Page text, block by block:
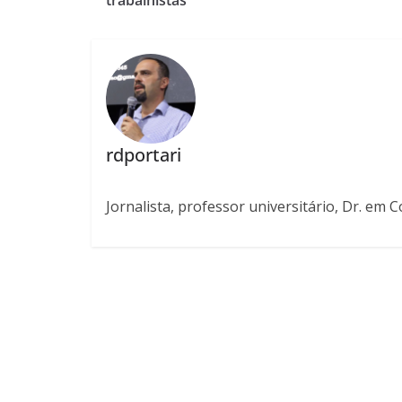
rdportari
Jornalista, professor universitário, Dr. em